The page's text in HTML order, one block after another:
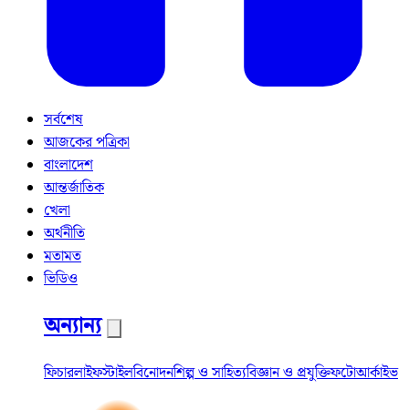
সর্বশেষ
আজকের পত্রিকা
বাংলাদেশ
আন্তর্জাতিক
খেলা
অর্থনীতি
মতামত
ভিডিও
অন্যান্য
ফিচারলাইফস্টাইলবিনোদনশিল্প ও সাহিত্যবিজ্ঞান ও প্রযুক্তিফটোআর্কাইভ